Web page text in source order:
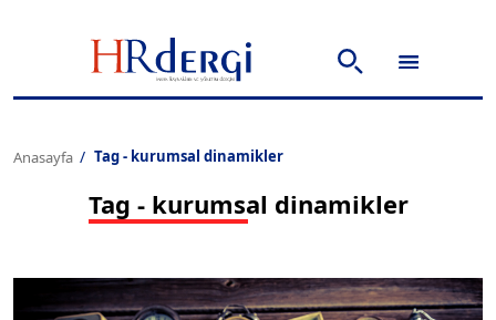
Anasayfa Tag - kurumsal dinamikler
Tag - kurumsal dinamikler